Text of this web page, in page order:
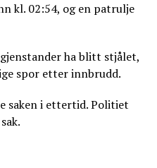
kl. 02:54, og en patrulje
ha blitt stjålet,
spor etter innbrudd.
saken i ettertid. Politiet